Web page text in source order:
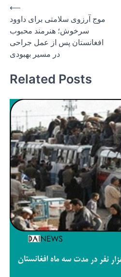
Post
navigation
⟵
موج آرزوی سلامتی برای داوود
سرخوش؛ هنرمند محبوب
افغانستان پس از عمل جراحی
در مسیر بهبودی
Related Posts